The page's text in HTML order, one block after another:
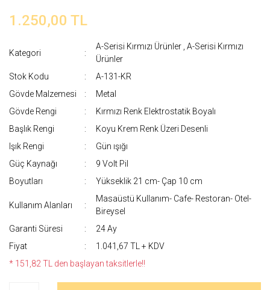
1.250,00 TL
Kategori
A-Serisi Kırmızı Ürünler ,A-Serisi Kırmızı
Ürünler
Stok Kodu
A-131-KR
Gövde Malzemesi
Metal
Gövde Rengi
Kırmızı Renk Elektrostatik Boyalı
Başlık Rengi
Koyu Krem Renk Üzeri Desenli
Işık Rengi
Gün ışığı
Güç Kaynağı
9 Volt Pil
Boyutları
Yükseklik 21 cm- Çap 10 cm
Kullanım Alanları
Masaüstü Kullanım- Cafe- Restoran- Otel-
Bireysel
Garanti Süresi
24 Ay
Fiyat
1.041,67 TL + KDV
* 151,82 TL den başlayan taksitlerle!!